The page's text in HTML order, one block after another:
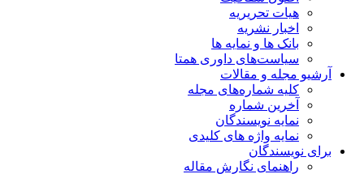
هیات تحریریه
اخبار نشریه
بانک ها و نمایه ها
سیاست‌های داوری همتا
مجله و مقالات
کلیه شماره‌های مجله
آخرین شماره
نمایه نویسندگان
نمایه واژه های کلیدی
نویسندگان
راهنمای نگارش مقاله